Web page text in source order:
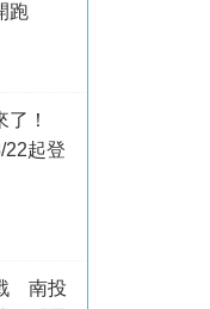
跑
了！
22起登
南投